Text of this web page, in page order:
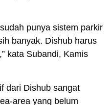
punya sistem parkir
banyak. Dishub harus
kata Subandi, Kamis
dari Dishub sangat
area yang belum